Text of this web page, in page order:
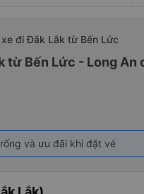
xe đi Đắk Lắk từ Bến Lức
từ Bến Lức - Long
và ưu đãi khi đặt vé